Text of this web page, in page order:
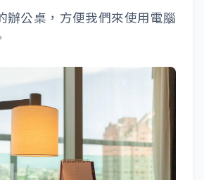
辦公桌，方便我們來使用電腦